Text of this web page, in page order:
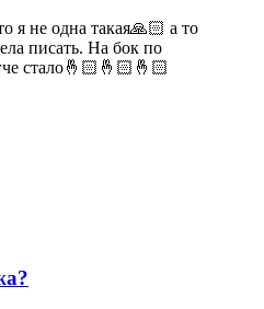
я не одна такая🙏🏻 а то
писать. На бок по
стало🤞🏻🤞🏻🤞🏻